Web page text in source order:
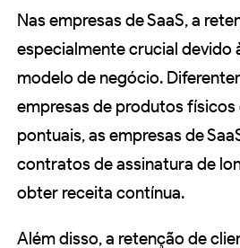
Nas empresas de SaaS, a
especialmente crucial devido
modelo de negócio.
empresas de produtos físicos
pontuais, as empresas de
contratos de assinatura de
obter receita contínua.
Além disso, a retenção de